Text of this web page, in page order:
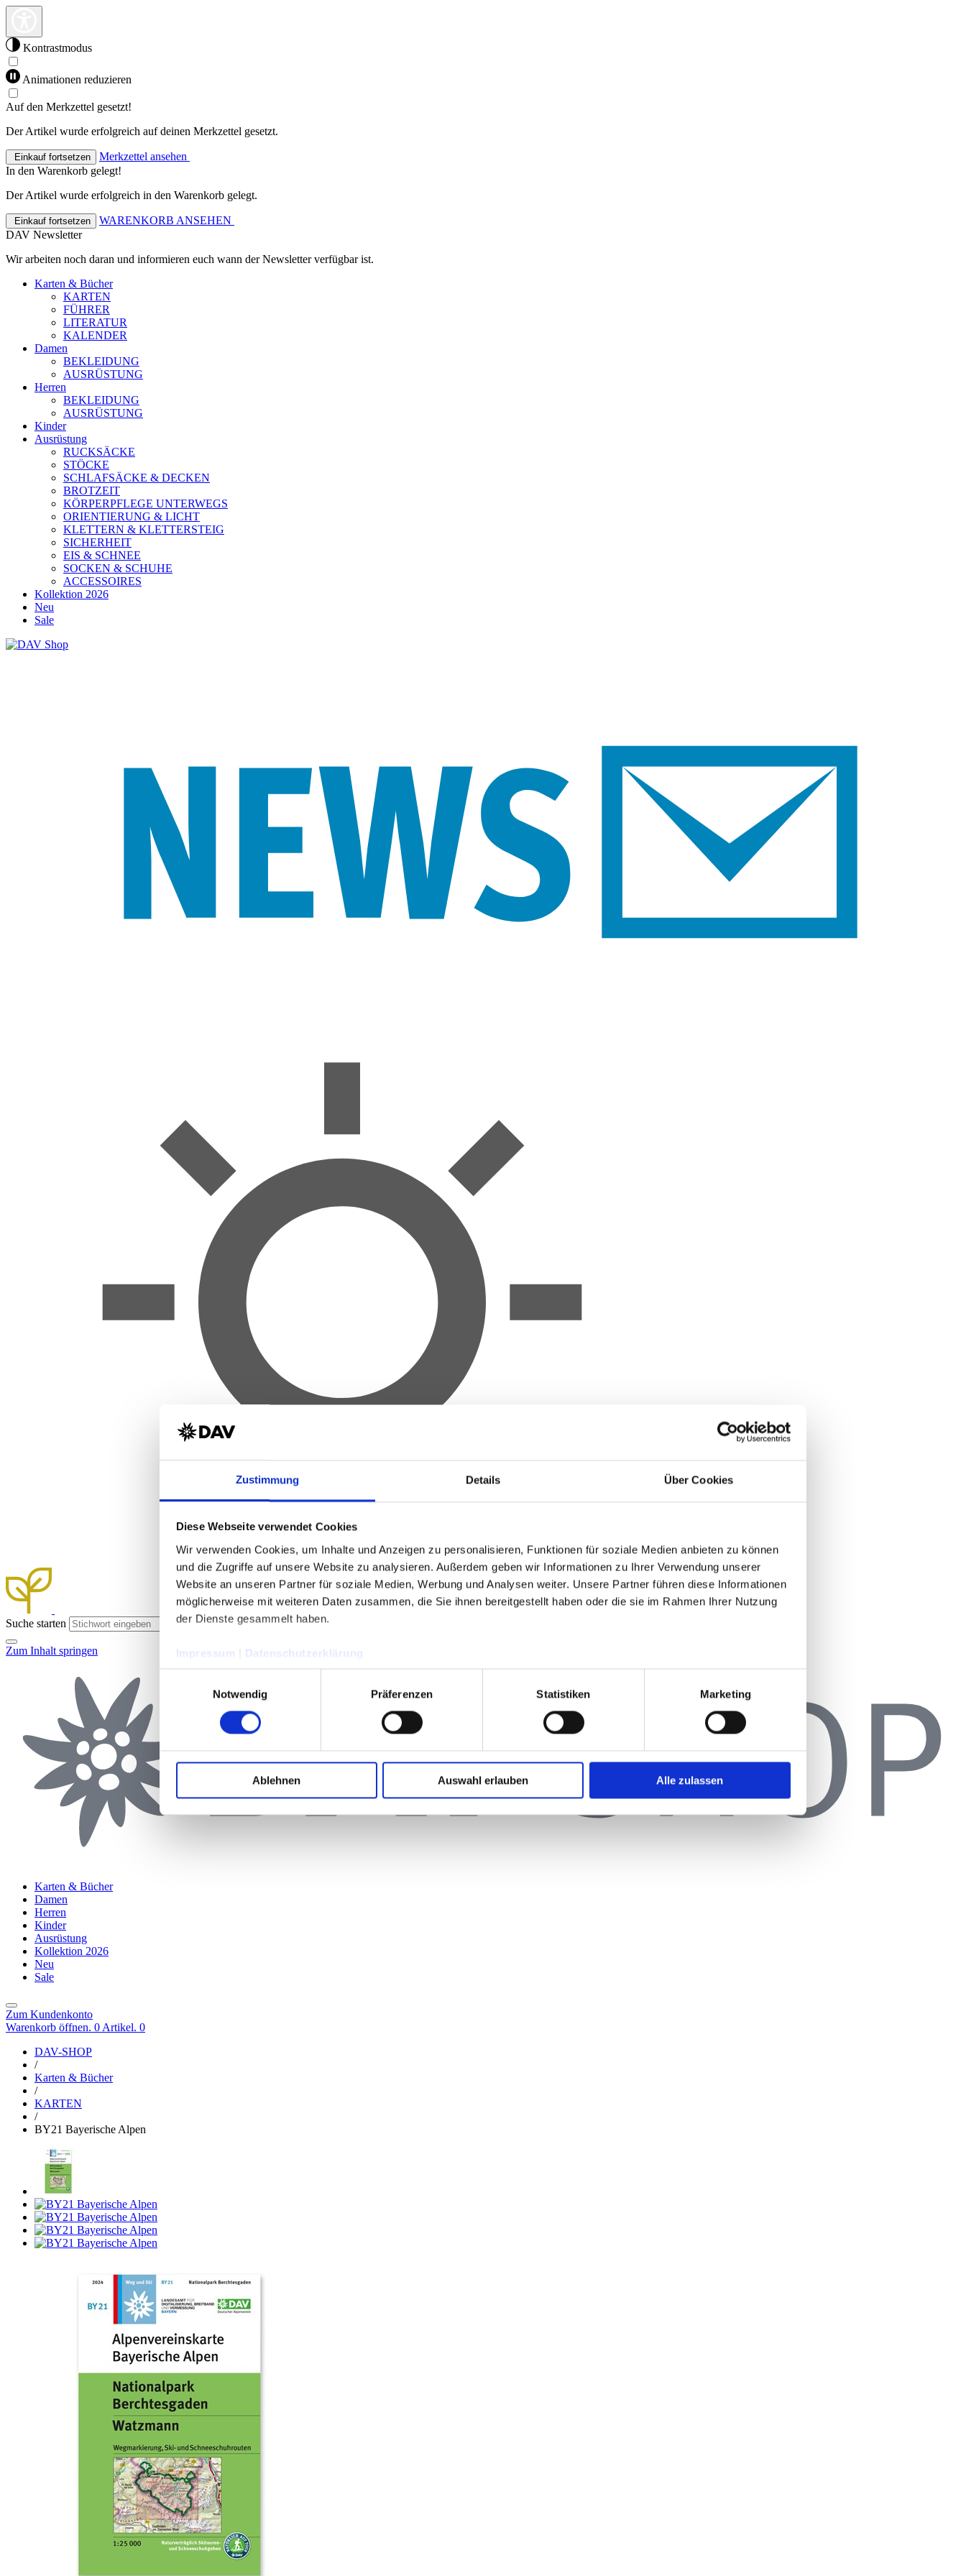
Zustimmung Details Über Cookies
Diese Webseite verwendet Cookies
Wir verwenden Cookies, um Inhalte und Anzeigen zu personalisieren, Funktionen für soziale Medien anbieten zu können
und die Zugriffe auf unsere Website zu analysieren. Außerdem geben wir Informationen zu Ihrer Verwendung unserer
Website an unseren Partner für soziale Medien, Werbung und Analysen weiter. Unsere Partner führen diese Informationen
möglicherweise mit weiteren Daten zusammen, die Sie ihnen bereitgestellt haben oder die sie im Rahmen Ihrer Nutzung
der Dienste gesammelt haben.
Impressum
Datenschutzerklärung
Notwendig
Präferenzen Statistiken Marketing
Ablehnen Auswahl erlauben Alle zulassen
Kontrastmodus
Animationen reduzieren
Auf den Merkzettel gesetzt!
Der Artikel wurde erfolgreich auf deinen Merkzettel gesetzt.
Einkauf fortsetzen
Merkzettel ansehen
In den Warenkorb gelegt!
Der Artikel wurde erfolgreich in den Warenkorb gelegt.
Einkauf fortsetzen
WARENKORB ANSEHEN
DAV Newsletter
Wir arbeiten noch daran und informieren euch wann der Newsletter verfügbar ist.
Karten & Bücher
KARTEN
FÜHRER
LITERATUR
KALENDER
Damen
BEKLEIDUNG
AUSRÜSTUNG
Herren
BEKLEIDUNG
AUSRÜSTUNG
Kinder
Ausrüstung
RUCKSÄCKE
STÖCKE
SCHLAFSÄCKE & DECKEN
BROTZEIT
KÖRPERPFLEGE UNTERWEGS
ORIENTIERUNG & LICHT
KLETTERN & KLETTERSTEIG
SICHERHEIT
EIS & SCHNEE
SOCKEN & SCHUHE
ACCESSOIRES
Kollektion 2026
Neu
Sale
Suche starten
Zum Inhalt springen
Karten & Bücher
Damen
Herren
Kinder
Ausrüstung
Kollektion 2026
Neu
Sale
Zum Kundenkonto
Warenkorb öffnen. 0 Artikel. 0
DAV-SHOP
/
Karten & Bücher
/
KARTEN
/
BY21 Bayerische Alpen